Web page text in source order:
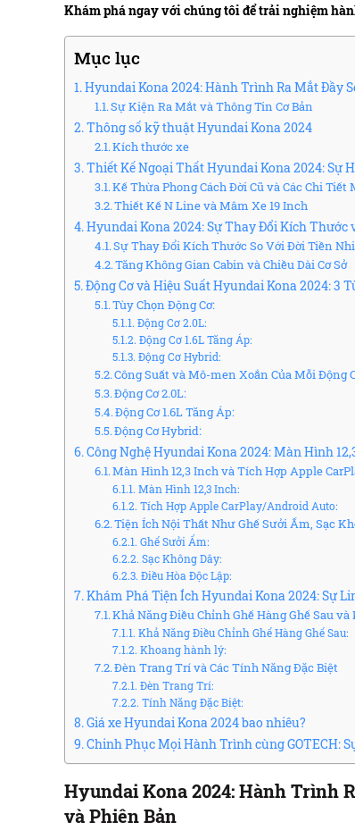
Khám phá ngay với chúng tôi để trải nghiệm
Mục lục
Hyundai Kona 2024: Hành Trình Ra Mắt Đầy
Sự Kiện Ra Mắt và Thông Tin Cơ Bản
Thông số kỹ thuật Hyundai Kona 2024
Kích thước xe
Thiết Kế Ngoại Thất Hyundai Kona 2024: Sự
Kế Thừa Phong Cách Đời Cũ và Các Chi Tiết
Thiết Kế N Line và Mâm Xe 19 Inch
Hyundai Kona 2024: Sự Thay Đổi Kích Thước
Sự Thay Đổi Kích Thước So Với Đời Tiền
Tăng Không Gian Cabin và Chiều Dài Cơ Sở
Động Cơ và Hiệu Suất Hyundai Kona 2024: 3
Tùy Chọn Động Cơ:
Động Cơ 2.0L:
Động Cơ 1.6L Tăng Áp:
Động Cơ Hybrid:
Công Suất và Mô-men Xoắn Của Mỗi Động
Động Cơ 2.0L:
Động Cơ 1.6L Tăng Áp:
Động Cơ Hybrid:
Công Nghệ Hyundai Kona 2024: Màn Hình
Màn Hình 12,3 Inch và Tích Hợp Apple
Màn Hình 12,3 Inch:
Tích Hợp Apple CarPlay/Android Auto:
Tiện Ích Nội Thất Như Ghế Sưởi Ấm, Sạc
Ghế Sưởi Ấm:
Sạc Không Dây:
Điều Hòa Độc Lập:
Khám Phá Tiện Ích Hyundai Kona 2024: Sự
Khả Năng Điều Chỉnh Ghế Hàng Ghế Sau
Khả Năng Điều Chỉnh Ghế Hàng Ghế Sau:
Khoang hành lý:
Đèn Trang Trí và Các Tính Năng Đặc Biệt
Đèn Trang Trí:
Tính Năng Đặc Biệt:
Giá xe Hyundai Kona 2024 bao nhiêu?
Chinh Phục Mọi Hành Trình cùng GOTECH:
Hyundai Kona 2024: Hành Trình
và Phiên Bản